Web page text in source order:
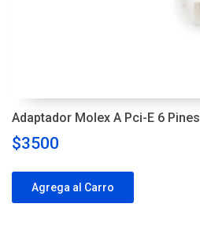
Adaptador Molex A Pci-E 6 Pines
$3500
Agrega al Carro